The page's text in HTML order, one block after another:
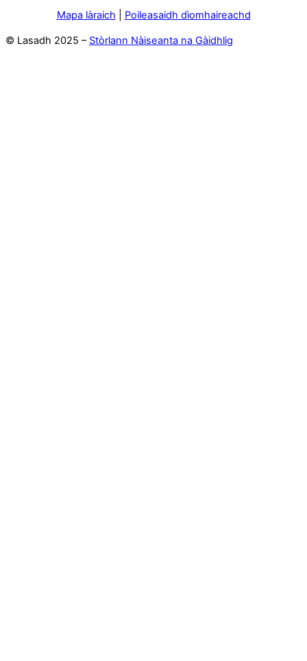
Mapa làraich Poileasaidh dìomhaireachd
© Lasadh 2025 – Stòrlann Nàiseanta na Gàidhlig